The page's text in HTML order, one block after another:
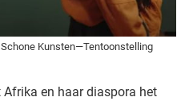
Kunsten—Tentoonstelling
en haar diaspora het